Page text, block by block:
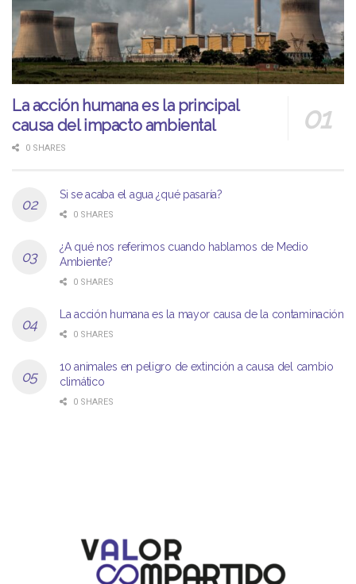
La acción humana es la principal
causa del impacto ambiental
0 SHARES
Si se acaba el agua ¿qué pasaría?
0 SHARES
¿A qué nos referimos cuando hablamos de Medio
Ambiente?
0 SHARES
La acción humana es la mayor causa de la contaminación
0 SHARES
10 animales en peligro de extinción a causa del cambio
climático
0 SHARES